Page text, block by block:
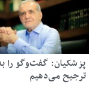
پزشکیان: گفت‌وگو را
ترجیح می‌دهیم